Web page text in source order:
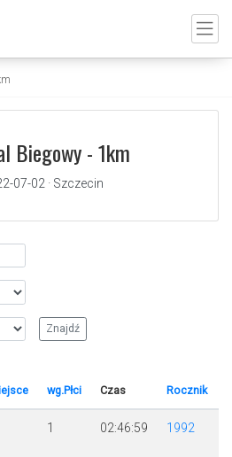
Biegowy - 1km
07-02 · Szczecin
wg.Płci Czas Rocznik
1 02:46:59 1992